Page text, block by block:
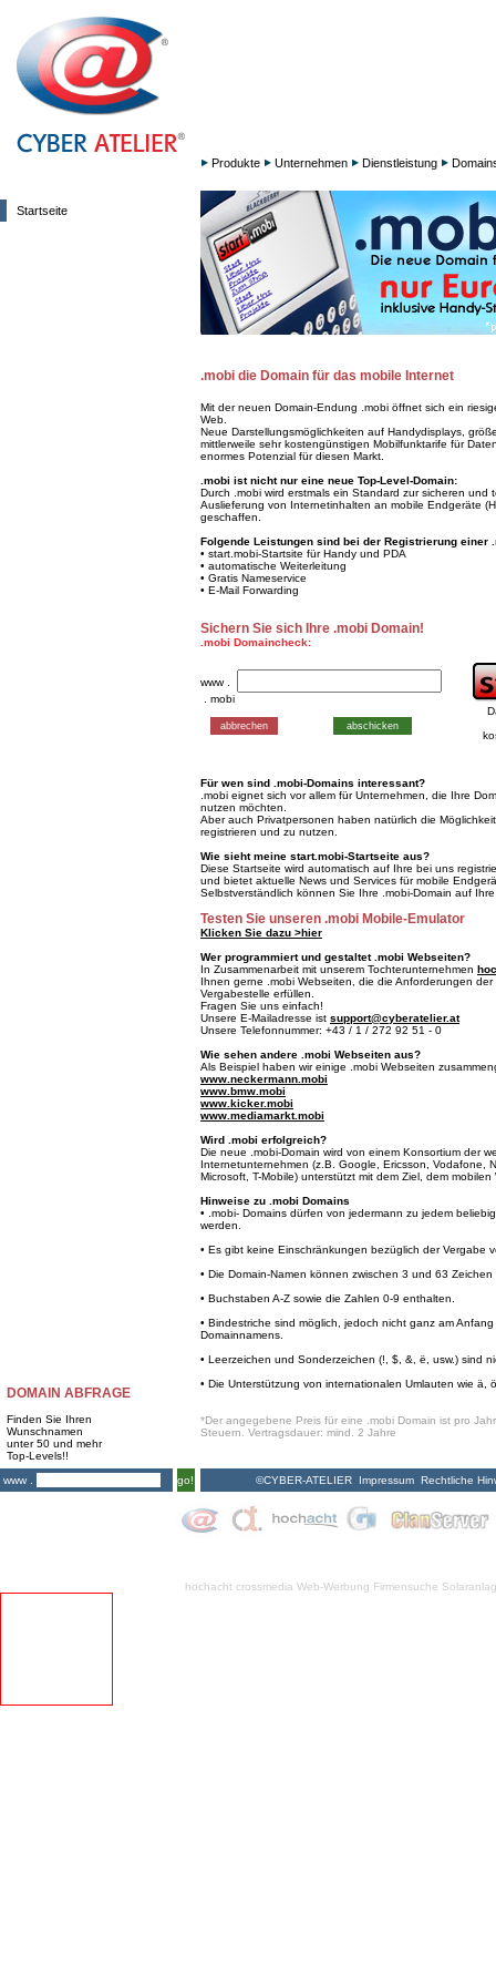
Startseite
DOMAIN ABFRAGE
Finden Sie Ihren
Wunschnamen
unter 50 und mehr
Top-Levels!!
www .
go!
Produkte Unternehmen Dienstleistung
.mobi die Domain für das mobile Internet
Mit der neuen Domain-Endung .mobi öffnet sich ein
Web.
Neue Darstellungsmöglichkeiten auf Handydisplays,
mittlerweile sehr kostengünstigen Mobilfunktarife für
enormes Potenzial für diesen Markt.
.mobi ist nicht nur eine neue Top-Level-Domain:
Durch .mobi wird erstmals ein Standard zur sicheren und
Auslieferung von Internetinhalten an mobile Endgeräte
geschaffen.
Folgende Leistungen sind bei der Registrierung einer
• start.mobi-Startsite für Handy und PDA
• automatische Weiterleitung
• Gratis Nameservice
• E-Mail Forwarding
Sichern Sie sich Ihre .mobi Domain!
.mobi Domaincheck:
www .
. mobi
Für wen sind .mobi-Domains interessant?
.mobi eignet sich vor allem für Unternehmen, die Ihre
nutzen möchten.
Aber auch Privatpersonen haben natürlich die
registrieren und zu nutzen.
Wie sieht meine start.mobi-Startseite aus?
Diese Startseite wird automatisch auf Ihre bei uns
und bietet aktuelle News und Services für mobile
Selbstverständlich können Sie Ihre .mobi-Domain auf
Testen Sie unseren .mobi Mobile-Emulator
Klicken Sie dazu >hier
Wer programmiert und gestaltet .mobi Webseiten?
In Zusammenarbeit mit unserem Tochterunternehmen
Ihnen gerne .mobi Webseiten, die die Anforderungen
Vergabestelle erfüllen.
Fragen Sie uns einfach!
Unsere E-Mailadresse ist support@cyberatelier.at
Unsere Telefonnummer: +43 / 1 / 272 92 51 - 0
Wie sehen andere .mobi Webseiten aus?
Als Beispiel haben wir einige .mobi Webseiten
www.neckermann.mobi
www.bmw.mobi
www.kicker.mobi
www.mediamarkt.mobi
Wird .mobi erfolgreich?
Die neue .mobi-Domain wird von einem Konsortium der
Internetunternehmen (z.B. Google, Ericsson, Vodafone,
Microsoft, T-Mobile) unterstützt mit dem Ziel, dem
Hinweise zu .mobi Domains
• .mobi- Domains dürfen von jedermann zu jedem
werden.
• Es gibt keine Einschränkungen bezüglich der Vergabe
• Die Domain-Namen können zwischen 3 und 63
• Buchstaben A-Z sowie die Zahlen 0-9 enthalten.
• Bindestriche sind möglich, jedoch nicht ganz am
Domainnamens.
• Leerzeichen und Sonderzeichen (!, $, &, ë, usw.) sind
• Die Unterstützung von internationalen Umlauten wie ä,
*Der angegebene Preis für eine .mobi Domain ist pro
Steuern. Vertragsdauer: mind. 2 Jahre
©CYBER-ATELIER Impressum Rechtliche
hochacht crossmedia Web-Werbung Firmensuche